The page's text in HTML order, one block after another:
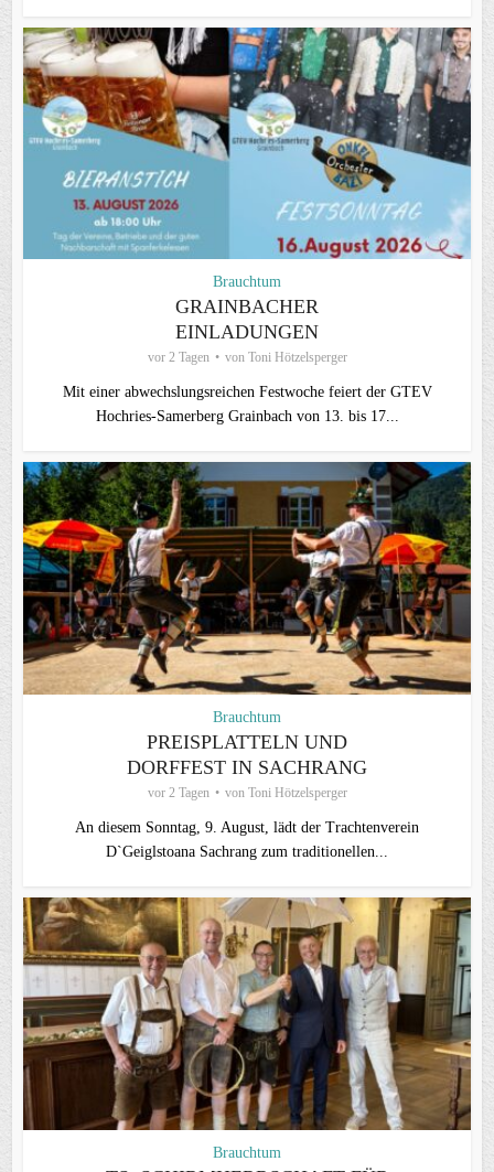
Brauchtum
GRAINBACHER
EINLADUNGEN
vor 2 Tagen von Toni Hötzelsperger
Mit einer abwechslungsreichen Festwoche feiert der GTEV
Hochries-Samerberg Grainbach von 13. bis 17...
Brauchtum
PREISPLATTELN UND
DORFFEST IN SACHRANG
vor 2 Tagen von Toni Hötzelsperger
An diesem Sonntag, 9. August, lädt der Trachtenverein
D`Geiglstoana Sachrang zum traditionellen...
Brauchtum